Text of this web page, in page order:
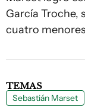
García Troche,
cuatro
TEMAS
Sebastián Marset